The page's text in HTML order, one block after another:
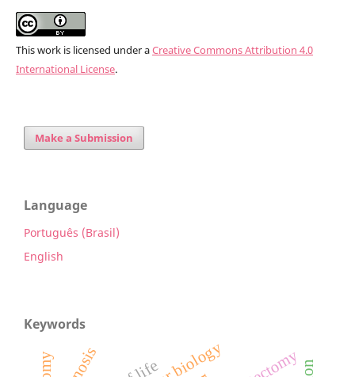
This work is licensed under aCreative Commons Attribution 4.0
International License.
Make a Submission
Language
Português (Brasil)
English
Keywords